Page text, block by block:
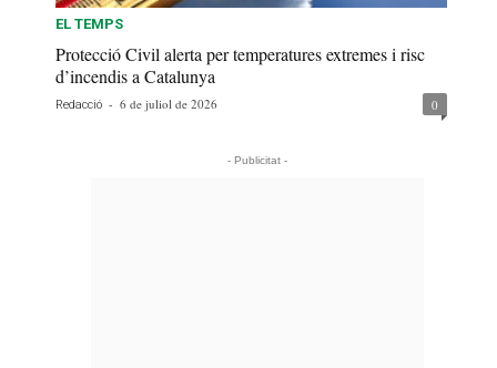
EL TEMPS
Protecció Civil alerta per temperatures extremes i risc
d’incendis a Catalunya
Redacció - 6 de juliol de 2026 0
- Publicitat -